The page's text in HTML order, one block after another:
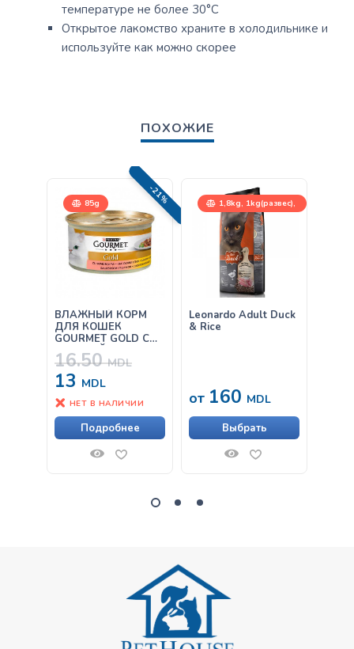
температуре не более 30°C
Открытое лакомство храните в холодильнике и
используйте как можно скорее
ПОХОЖИЕ
85g -21%
ВЛАЖНЫЙ КОРМ
ДЛЯ КОШЕК
GOURMET GOLD С
КУРИЦЕЙ И
ЛОСОСЕМ В СОУСЕ
85Г
16.50MDL
13 MDL
НЕТ В НАЛИЧИИ
Подробнее
1,8kg, 1kg(развес),
15kg
Leonardo Adult Duck
& Rice
от 160 MDL
Выбрать